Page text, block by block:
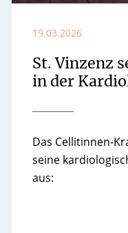
19.03.2026
St. Vinzenz
in der
Das Cellitinnen-
seine
aus: